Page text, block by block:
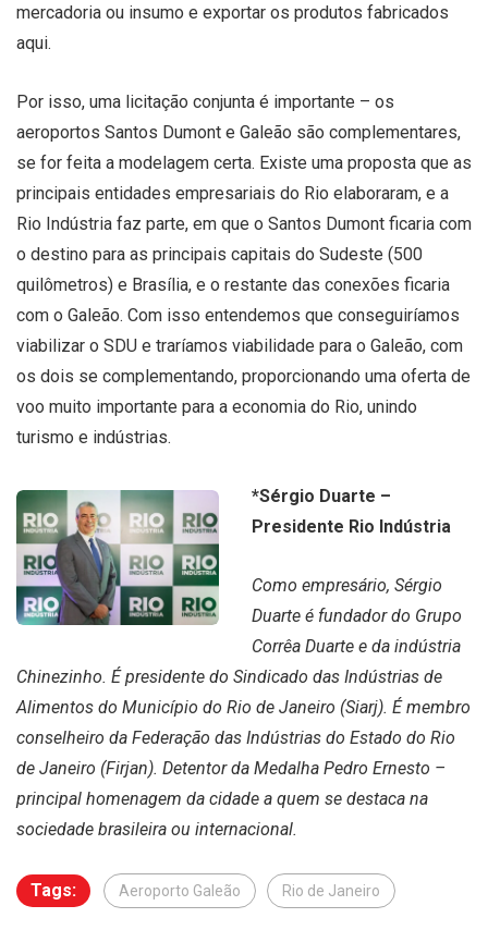
mercadoria ou insumo e exportar os produtos fabricados
aqui.
Por isso, uma licitação conjunta é importante – os
aeroportos Santos Dumont e Galeão são complementares,
se for feita a modelagem certa. Existe uma proposta que as
principais entidades empresariais do Rio elaboraram, e a
Rio Indústria faz parte, em que o Santos Dumont ficaria com
o destino para as principais capitais do Sudeste (500
quilômetros) e Brasília, e o restante das conexões ficaria
com o Galeão. Com isso entendemos que conseguiríamos
viabilizar o SDU e traríamos viabilidade para o Galeão, com
os dois se complementando, proporcionando uma oferta de
voo muito importante para a economia do Rio, unindo
turismo e indústrias.
*Sérgio Duarte –
Presidente Rio Indústria
Como empresário, Sérgio
Duarte é fundador do Grupo
Corrêa Duarte e da indústria
Chinezinho. É presidente do Sindicado das Indústrias de
Alimentos do Município do Rio de Janeiro (Siarj). É membro
conselheiro da Federação das Indústrias do Estado do Rio
de Janeiro (Firjan). Detentor da Medalha Pedro Ernesto –
principal homenagem da cidade a quem se destaca na
sociedade brasileira ou internacional.
Tags: Aeroporto Galeão Rio de Janeiro